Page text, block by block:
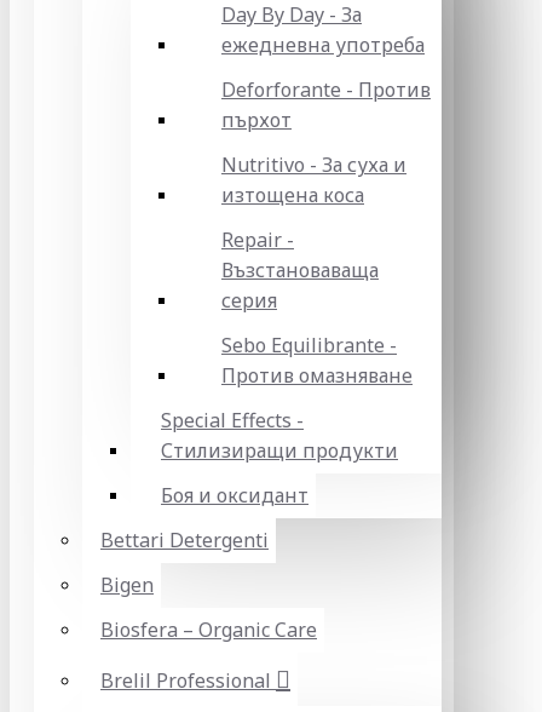
Day By Day - За
ежедневна употреба
Deforforante - Против
пърхот
Nutritivo - За суха и
изтощена коса
Repair -
Възстановаваща
серия
Sebo Equilibrante -
Против омазняване
Special Effects -
Стилизиращи продукти
Боя и оксидант
Bettari Detergenti
Bigen
Biosfera – Organic Care
Brelil Professional